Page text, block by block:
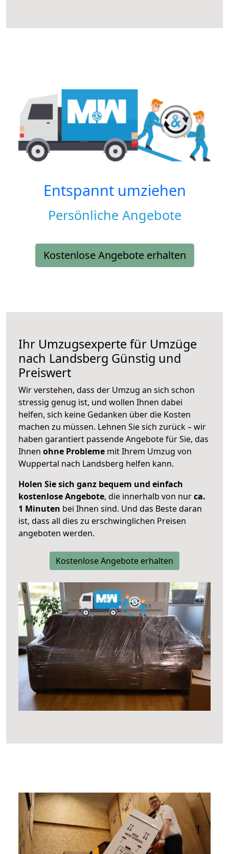
Entspannt umziehen
Persönliche Angebote
Kostenlose Angebote erhalten
Ihr Umzugsexperte für Umzüge
nach Landsberg Günstig und
Preiswert
Wir verstehen, dass der Umzug an sich schon
stressig genug ist, und wollen Ihnen dabei
helfen, sich keine Gedanken über die Kosten
machen zu müssen. Lehnen Sie sich zurück – wir
haben garantiert passende Angebote für Sie, das
Ihnen ohne Probleme mit Ihrem Umzug von
Wuppertal nach Landsberg helfen kann.
Holen Sie sich ganz bequem und einfach
kostenlose Angebote, die innerhalb von nurca.
1 Minuten bei Ihnen sind. Und das Beste daran
ist, dass all dies zu erschwinglichen Preisen
angeboten werden.
Kostenlose Angebote erhalten